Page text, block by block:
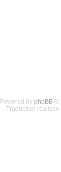
Powered by phpBB©
Traduction réalisée